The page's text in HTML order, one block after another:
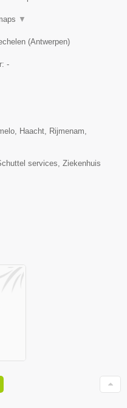
▼
(Antwerpen)
-
Haacht, Rijmenam,
services, Ziekenhuis